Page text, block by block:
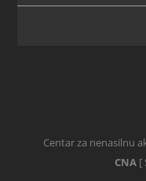
Centar za nenasilnu
CNA[